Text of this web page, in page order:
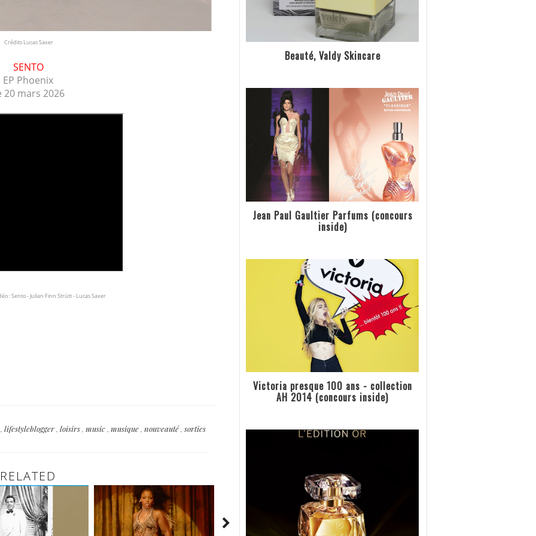
Crédits Lucas Saxer
SENTO
EP Phoenix
20 mars 2026
: Sento - Julian Finn Strütt - Lucas Saxer
,lifestyleblogger,loisirs,music,musique,nouveauté,sorties
RELATED
Beauté, Valdy Skincare
Jean Paul Gaultier Parfums (concours
inside)
Victoria presque 100 ans - collection
AH 2014 (concours inside)